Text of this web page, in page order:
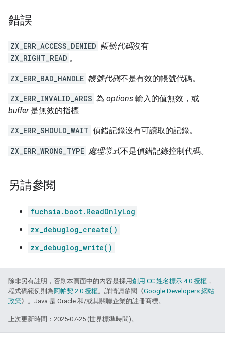
錯誤
ZX_ERR_ACCESS_DENIED 帳號代碼沒有
ZX_RIGHT_READ 。
ZX_ERR_BAD_HANDLE 帳號代碼不是有效的帳號代碼。
ZX_ERR_INVALID_ARGS 為 options 輸入的值無效，或
buffer是無效的指標
ZX_ERR_SHOULD_WAIT 偵錯記錄沒有可讀取的記錄。
ZX_ERR_WRONG_TYPE 處理常式不是偵錯記錄控制代碼。
另請參閱
fuchsia.boot.ReadOnlyLog
zx_debuglog_create()
zx_debuglog_write()
除非另有註明，否則本頁面中的內容是採用創用 CC 姓名標示 4.0 授權 ，
程式碼範例則為阿帕契 2.0 授權。詳情請參閱《Google Developers 網站
政策》。Java 是 Oracle 和/或其關聯企業的註冊商標。
上次更新時間：2025-07-25 (世界標準時間)。